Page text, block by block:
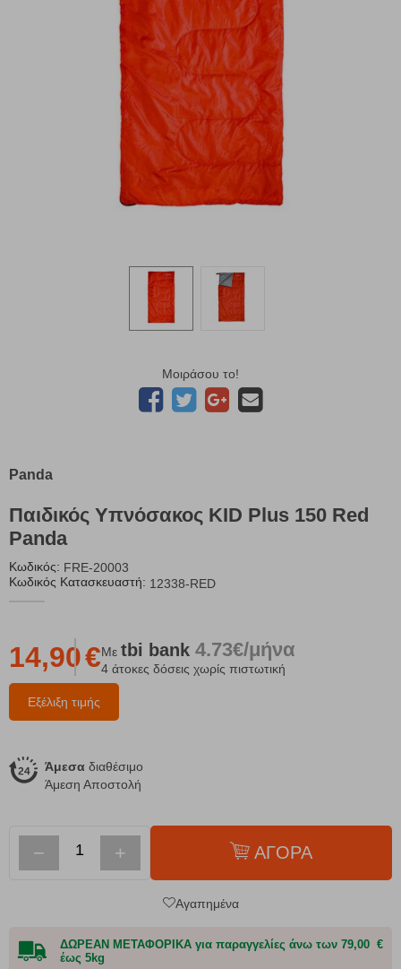
Μοιράσου το!
Panda
Παιδικός Υπνόσακος KID Plus 150 Red
Panda
Κωδικός: FRE-20003
Κωδικός Κατασκευαστή: 12338-RED
Εξέλιξη τιμής
14,90€Με tbi bank 4.73€/μήνα
4 άτοκες δόσεις χωρίς πιστωτική
Άμεσα διαθέσιμο
Άμεση Αποστολή
− + ΑΓΟΡΑ
Αγαπημένα
ΔΩΡΕΑΝ ΜΕΤΑΦΟΡΙΚΑ για παραγγελίες άνω των 79,00 €
έως 5kg